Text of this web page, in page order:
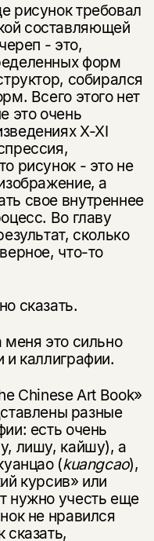
рисунок требовал
составляющей
- это,
форм
собирался
Всего этого нет
это очень
X-XI
рисунок - это не
а
свое внутреннее
Во главу
сколько
что-то
сказать.
это сильно
и каллиграфии.
Chinese Art Book»
разные
есть очень
лишу, кайшу), а
(kuangcao),
курсив» или
нужно учесть еще
не нравился
рассылку
на
на
книги
на указанный
для
лет?
назад